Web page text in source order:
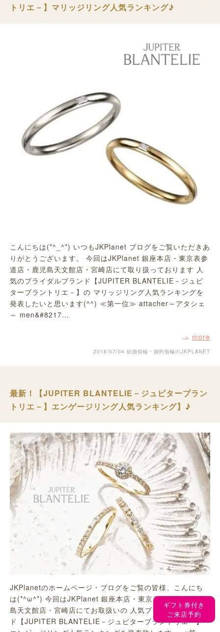
トリエ－】マリッジリング人気ランキング♪
こんにちは(*^_^*) いつもJKPlanet ブログをご覧いただきあ
りがとうございます。 今回はJKPlanet 銀座本店・東京表参
道店・鹿児島天文館店・宮崎店にて取り扱っております 人
気のブライダルブランド【JUPITER BLANTELIE－ジュピ
ターブラントリエ－】の マリッジリング人気ランキングを
発表したいと思います(^^) ≪第一位≫ attacher～アタシェ
～ men&#8217…
more
2016/07/04 結婚指輪・婚約指輪のJKPLANET
最新！【JUPITER BLANTELIE－ジュピターブラン
トリエ－】エンゲージリング人気ランキング】♪
JKPlanetのホームページ・ブログをご覧の皆様、こんにち
は(*^ω^*) 今回はJKPlanet 銀座本店・東京表参道店・鹿児
島天文館店・宮崎店にてお取扱いの 人気ブライダルブラン
ド【JUPITER BLANTELIE－ジュピターブラントリエ－】
ギフト券付き
ご来店予約